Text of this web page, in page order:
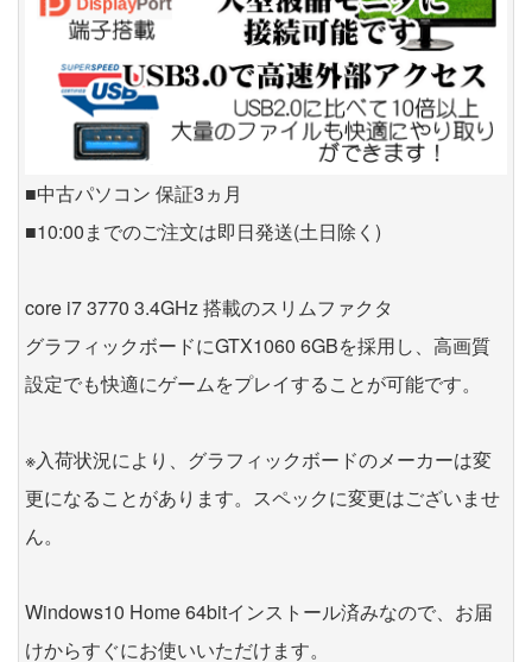
■中古パソコン 保証3ヵ月
■10:00までのご注文は即日発送(土日除く)
core i7 3770 3.4GHz 搭載のスリムファクタ
グラフィックボードにGTX1060 6GBを採用し、高画質
設定でも快適にゲームをプレイすることが可能です。
※入荷状況により、グラフィックボードのメーカーは変
更になることがあります。スペックに変更はございませ
ん。
Windows10 Home 64bitインストール済みなので、お届
けからすぐにお使いいただけます。